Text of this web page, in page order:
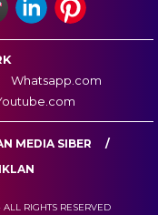
Whatsapp.com
MEDIA SIBER
RIGHTS RESERVED